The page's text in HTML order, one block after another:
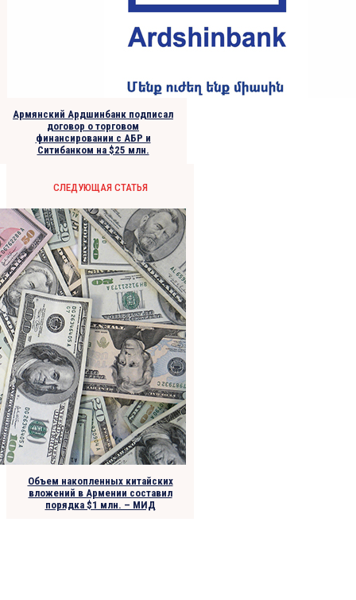
Армянский Ардшинбанк подписал
договор о торговом
финансировании с АБР и
Ситибанком на $25 млн.
СЛЕДУЮЩАЯ СТАТЬЯ
Объем накопленных китайских
вложений в Армении составил
порядка $1 млн. – МИД